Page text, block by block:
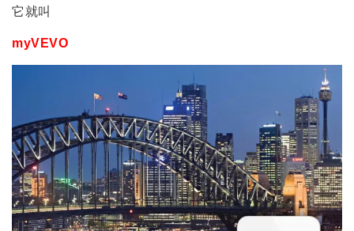
它就叫
myVEVO